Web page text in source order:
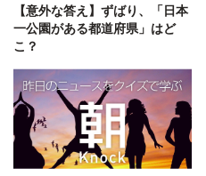
【意外な答え】ずばり、「日本
一公園がある都道府県」はど
こ？